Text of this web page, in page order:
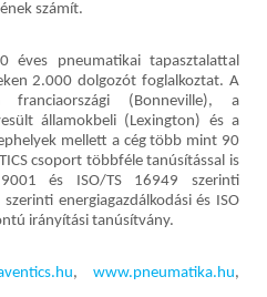
számít.
éves pneumatikai tapasztalattal
2.000 dolgozót foglalkoztat. A
franciaországi (Bonneville), a
államokbeli (Lexington) és a
mellett a cég több mint 90
csoport többféle tanúsítással is
és ISO/TS 16949 szerinti
energiagazdálkodási és ISO
irányítási tanúsítvány.
,www.pneumatika.hu,